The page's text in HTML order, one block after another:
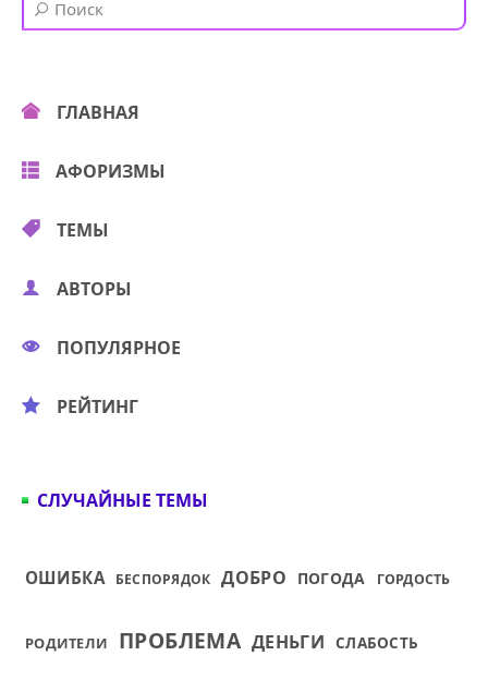
ГЛАВНАЯ
АФОРИЗМЫ
ТЕМЫ
АВТОРЫ
ПОПУЛЯРНОЕ
РЕЙТИНГ
СЛУЧАЙНЫЕ ТЕМЫ
ОШИБКА БЕСПОРЯДОК ДОБРО ПОГОДА ГОРДОСТЬ
РОДИТЕЛИ ПРОБЛЕМА ДЕНЬГИ СЛАБОСТЬ